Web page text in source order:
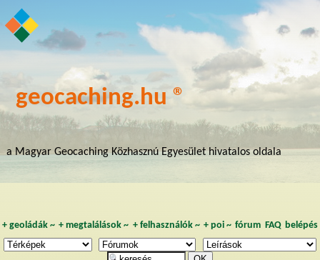
geocaching.hu ®
a Magyar Geocaching Közhasznú Egyesület hivatalos oldala
+ geoládák~ +megtalálások ~ + felhasználók~ + poi~ fórum FAQ belépés